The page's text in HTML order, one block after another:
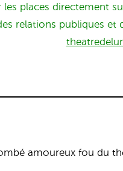
les places directement
relations publiques
amoureux fou du